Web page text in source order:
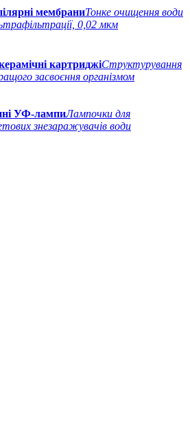
мембраниТонке очищення води
0,02 мкм
картриджіСтруктурування
засвоєння організмом
УФ-лампиЛампочки для
знезаражувачів води